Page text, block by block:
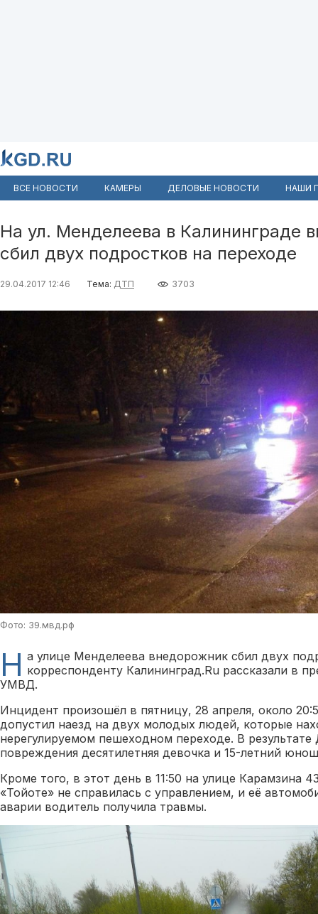
ВСЕ НОВОСТИ КАМЕРЫ ДЕЛОВЫЕ НОВОСТИ НАШИ
На ул. Менделеева в Калининграде
сбил двух подростков на переходе
29.04.2017 12:46 Тема: ДТП 3703
Фото: 39.мвд.рф
Н а улице Менделеева внедорожник сбил двух
корреспонденту Калининград.Ru рассказали в
УМВД.
Инцидент произошёл в пятницу, 28 апреля, около
допустил наезд на двух молодых людей, которые
нерегулируемом пешеходном переходе. В
повреждения десятилетняя девочка и 15-летний
Кроме того, в этот день в 11:50 на улице Карамзина
«Тойоте» не справилась с управлением, и её
аварии водитель получила травмы.